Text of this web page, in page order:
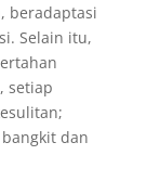
beradaptasi
Selain itu,
setiap
dan